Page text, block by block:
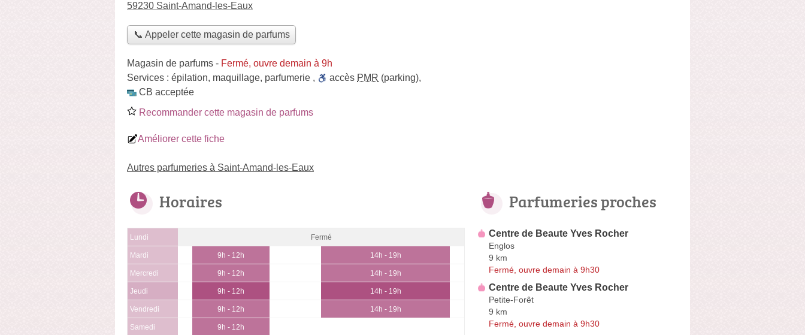
59230 Saint-Amand-les-Eaux
📞 Appeler cette magasin de parfums
Magasin de parfums - Fermé, ouvre demain à 9h
Services : épilation, maquillage, parfumerie , accès PMR (parking),
CB acceptée
Recommander cette magasin de parfums
Améliorer cette fiche
Autres parfumeries à Saint-Amand-les-Eaux
Horaires
Lundi Fermé
Mardi 9h - 12h 14h - 19h
Mercredi 9h - 12h 14h - 19h
Jeudi 9h - 12h 14h - 19h
Vendredi 9h - 12h 14h - 19h
Samedi 9h - 12h
Parfumeries proches
Centre de Beaute Yves Rocher
Englos
9 km
Fermé, ouvre demain à 9h30
Centre de Beaute Yves Rocher
Petite-Forêt
9 km
Fermé, ouvre demain à 9h30